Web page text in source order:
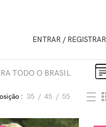
ENTRAR / REGISTRAR
TODO O BRASIL
35 45 55